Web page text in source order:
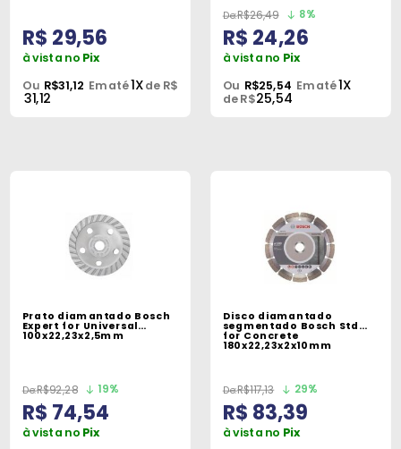
Oficina
Mecânica
R$ 29,56
à vista no Pix
Ou R$31,12 Em até1Xde R$
31,12
R$26,49 8%
R$ 24,26
à vista no Pix
Ou R$25,54 Em até1X
de R$25,54
Prato diamantado Bosch
Expert for Universal
100x22,23x2,5mm
R$92,28 19%
R$ 74,54
à vista no Pix
Disco diamantado
segmentado Bosch Std
for Concrete
180x22,23x2x10mm
R$117,13 29%
R$ 83,39
à vista no Pix